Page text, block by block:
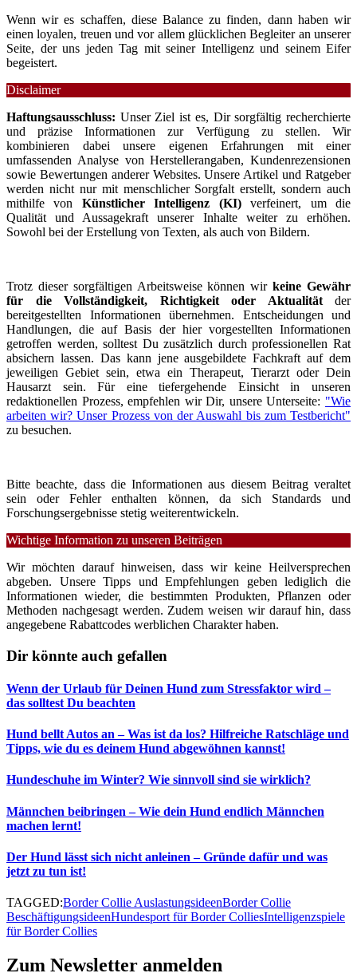
Wenn wir es schaffen, diese Balance zu finden, dann haben wir
einen loyalen, treuen und vor allem glücklichen Begleiter an unserer
Seite, der uns jeden Tag mit seiner Intelligenz und seinem Eifer
begeistert.
Disclaimer
Haftungsausschluss: Unser Ziel ist es, Dir sorgfältig recherchierte
und präzise Informationen zur Verfügung zu stellen. Wir
kombinieren dabei unsere eigenen Erfahrungen mit einer
umfassenden Analyse von Herstellerangaben, Kundenrezensionen
sowie Bewertungen anderer Websites. Unsere Artikel und Ratgeber
werden nicht nur mit menschlicher Sorgfalt erstellt, sondern auch
mithilfe von Künstlicher Intelligenz (KI)verfeinert, um die
Qualität und Aussagekraft unserer Inhalte weiter zu erhöhen.
Sowohl bei der Erstellung von Texten, als auch von Bildern.
Trotz dieser sorgfältigen Arbeitsweise können wirkeine Gewähr
für die Vollständigkeit, Richtigkeit oder Aktualitätder
bereitgestellten Informationen übernehmen. Entscheidungen und
Handlungen, die auf Basis der hier vorgestellten Informationen
getroffen werden, solltest Du zusätzlich durch professionellen Rat
absichern lassen. Das kann jene ausgebildete Fachkraft auf dem
jeweiligen Gebiet sein, etwa ein Therapeut, Tierarzt oder Dein
Hausarzt sein. Für eine tiefergehende Einsicht in unseren
redaktionellen Prozess, empfehlen wir Dir, unsere Unterseite: "Wie
arbeiten wir? Unser Prozess von der Auswahl bis zum Testbericht"
zu besuchen.
Bitte beachte, dass die Informationen aus diesem Beitrag veraltet
sein oder Fehler enthalten können, da sich Standards und
Forschungsergebnisse stetig weiterentwickeln.
Wichtige Information zu unseren Beiträgen
Wir möchten darauf hinweisen, dass wir keine Heilversprechen
abgeben. Unsere Tipps und Empfehlungen geben lediglich die
Informationen wieder, die bestimmten Produkten, Pflanzen oder
Methoden nachgesagt werden. Zudem weisen wir darauf hin, dass
angegebene Rabattcodes werblichen Charakter haben.
Dir könnte auch gefallen
Wenn der Urlaub für Deinen Hund zum Stressfaktor wird –
das solltest Du beachten
Hund bellt Autos an – Was ist da los? Hilfreiche Ratschläge und
Tipps, wie du es deinem Hund abgewöhnen kannst!
Hundeschuhe im Winter? Wie sinnvoll sind sie wirklich?
Männchen beibringen – Wie dein Hund endlich Männchen
machen lernt!
Der Hund lässt sich nicht anleinen – Gründe dafür und was
jetzt zu tun ist!
TAGGED:Border Collie AuslastungsideenBorder Collie
BeschäftigungsideenHundesport für Border ColliesIntelligenzspiele
für Border Collies
Zum Newsletter anmelden